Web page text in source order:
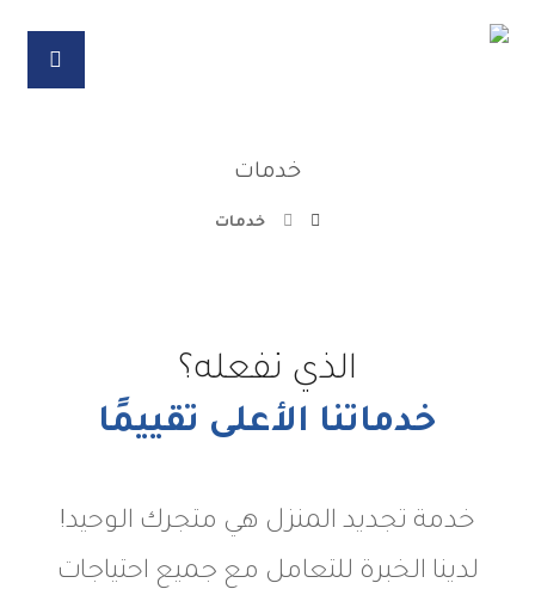
خدمات
خدمات
الذي نفعله؟
خدماتنا الأعلى تقييمًا
خدمة تجديد المنزل هي متجرك الوحيد!
لدينا الخبرة للتعامل مع جميع احتياجات